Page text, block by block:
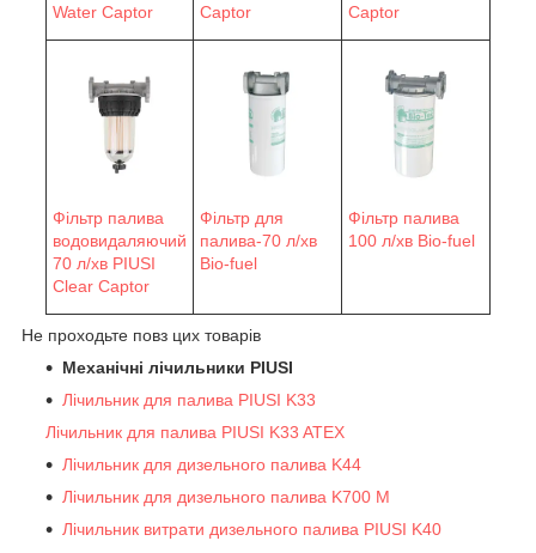
Water Сaptor
Сaptor
Captor
Фільтр палива
водовидаляючий
70 л/хв PIUSI
Clear Captor
Фільтр для
палива-70 л/хв
Bio-fuel
Фільтр палива
100 л/хв Bio-fuel
Не проходьте повз цих товарів
Механічні лічильники PIUSI
Лічильник для палива PIUSI K33
Лічильник для палива PIUSI K33 ATEX
Лічильник для дизельного палива K44
Лічильник для дизельного палива K700 M
Лічильник витрати дизельного палива PIUSI K40